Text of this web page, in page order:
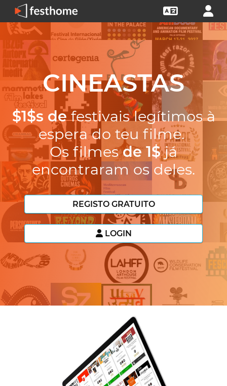
CINEASTAS
$1$s defestivais legítimos à
espera do teu filme.
Os filmesde 1$já
encontraram os deles.
REGISTO GRATUITO
LOGIN